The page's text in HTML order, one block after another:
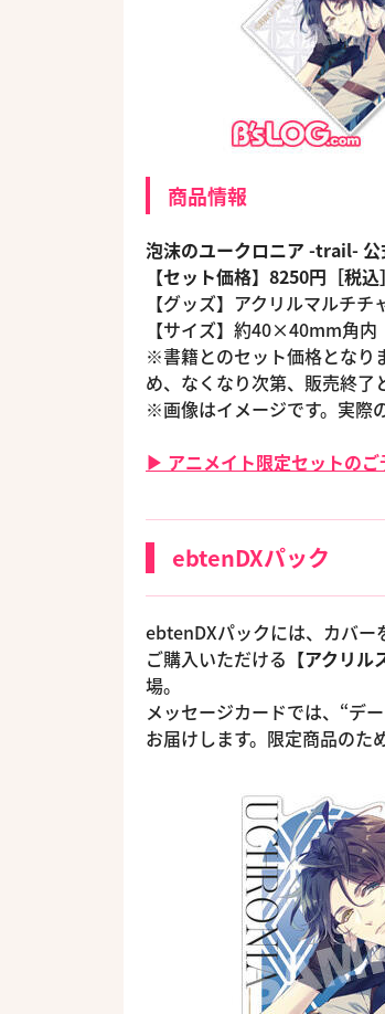
商品情報
泡沫のユークロニア -trail- 公
【セット価格】8250円［税込］
【グッズ】アクリルマルチチ
【サイズ】約40×40mm角内
※書籍とのセット価格となり
め、なくなり次第、販売終了
※画像はイメージです。実際
▶ アニメイト限定セットの
ebtenDXパック
ebtenDXパックには、カバー
ご購入いただける 【アクリ
場。
メッセージカードでは、“デ
お届けします。限定商品のた